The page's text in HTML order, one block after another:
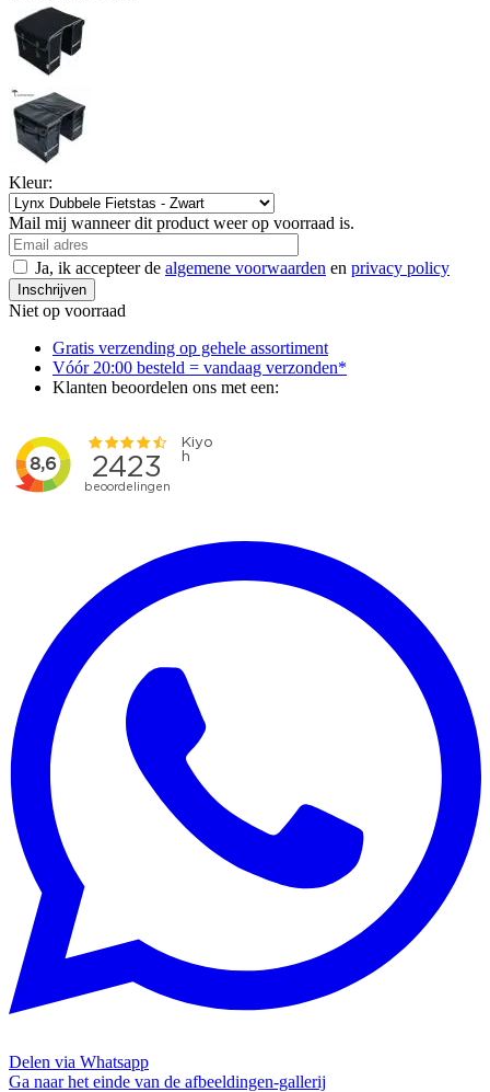
Kleur:
Mail mij wanneer dit product weer op voorraad is.
Ja, ik accepteer de algemene voorwaarden en privacy policy
Inschrijven
Niet op voorraad
Gratis verzending op gehele assortiment
Vóór 20:00 besteld = vandaag verzonden*
Klanten beoordelen ons met een:
Delen via Whatsapp
Ga naar het einde van de afbeeldingen-gallerij